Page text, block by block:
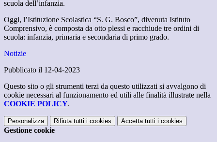
scuola dell’infanzia.
Oggi, l’Istituzione Scolastica “S. G. Bosco”, divenuta Istituto
Comprensivo, è composta da otto plessi e racchiude tre ordini di
scuola: infanzia, primaria e secondaria di primo grado.
Notizie
Pubblicato il 12-04-2023
Questo sito o gli strumenti terzi da questo utilizzati si avvalgono di
cookie necessari al funzionamento ed utili alle finalità illustrate nella
COOKIE POLICY.
Personalizza Rifiuta tutti i cookies Accetta tutti i cookies
Gestione cookie